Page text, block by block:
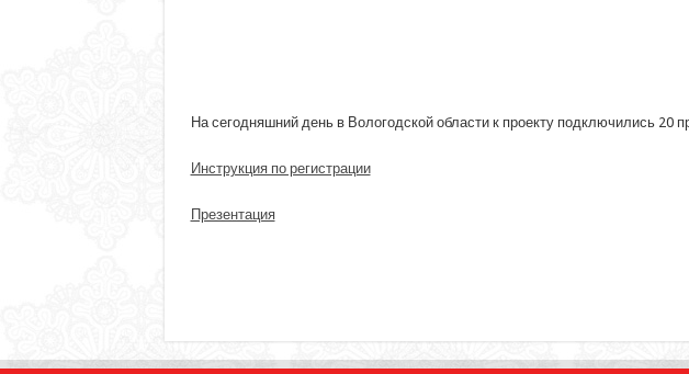
На сегодняшний день в Вологодской области к проекту подключились 20
Инструкция по регистрации
Презентация